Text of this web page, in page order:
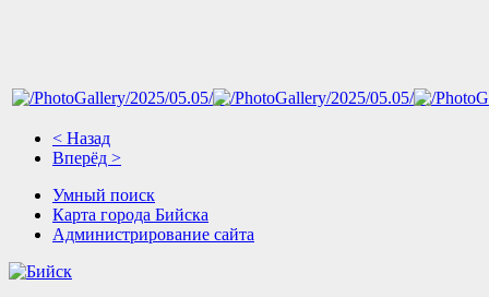
< Назад
Вперёд >
Умный поиск
Карта города Бийска
Администрирование сайта